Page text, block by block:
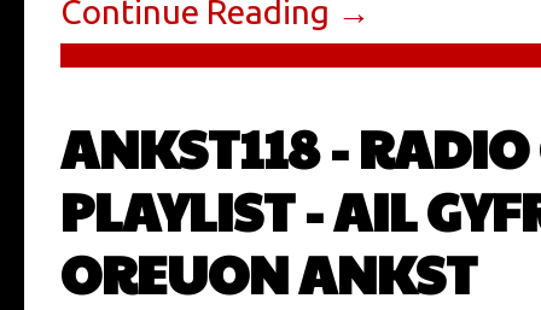
Continue Reading →
ANKST118 - RADIO
PLAYLIST - AIL
OREUON ANKST